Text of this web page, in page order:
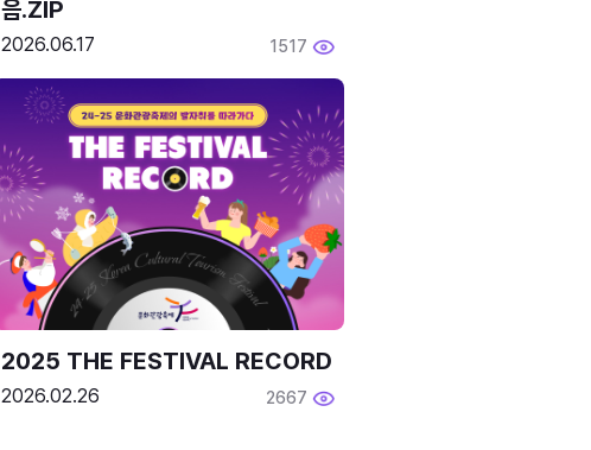
음.ZIP
2026.06.17 1517
2025 THE FESTIVAL RECORD
2026.02.26 2667